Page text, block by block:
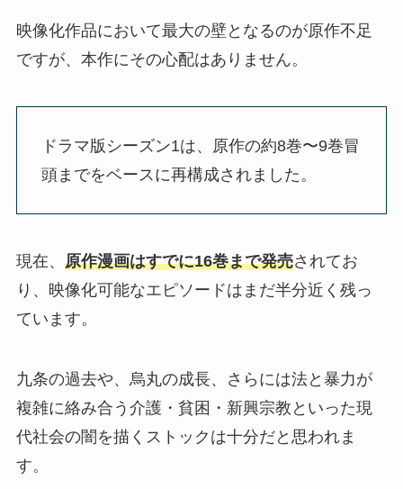
映像化作品において最大の壁となるのが原作不足
ですが、本作にその心配はありません。
ドラマ版シーズン1は、原作の約8巻〜9巻冒
頭までをベースに再構成されました。
現在、 原作漫画はすでに16巻まで発売されてお
り、映像化可能なエピソードはまだ半分近く残っ
ています。
九条の過去や、烏丸の成長、さらには法と暴力が
複雑に絡み合う介護・貧困・新興宗教といった現
代社会の闇を描くストックは十分だと思われま
す。